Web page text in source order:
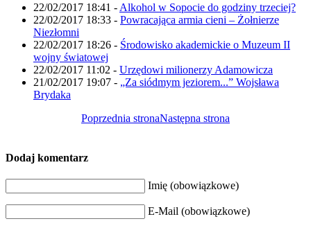
22/02/2017 18:41 - Alkohol w Sopocie do godziny trzeciej?
22/02/2017 18:33 - Powracająca armia cieni – Żołnierze
Niezłomni
22/02/2017 18:26 - Środowisko akademickie o Muzeum II
wojny światowej
22/02/2017 11:02 - Urzędowi milionerzy Adamowicza
21/02/2017 19:07 - „Za siódmym jeziorem...” Wojsława
Brydaka
Poprzednia stronaNastępna strona
Dodaj komentarz
Imię (obowiązkowe)
E-Mail (obowiązkowe)